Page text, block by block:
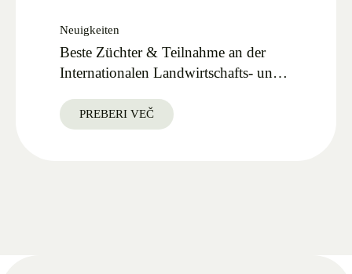
Neuigkeiten
Beste Züchter & Teilnahme an der
Internationalen Landwirtschafts- und
PREBERI VEČ